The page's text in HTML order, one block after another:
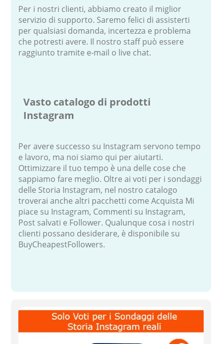
Per i nostri clienti, abbiamo creato il miglior
servizio di supporto. Saremo felici di assisterti
per qualsiasi domanda, incertezza e problema
che potresti avere. Il nostro staff può essere
raggiunto tramite e-mail o live chat.
Vasto catalogo di prodotti
Instagram
Per avere successo su Instagram servono tempo
e lavoro, ma noi siamo qui per aiutarti.
Ottimizzare il tuo tempo è una delle cose che
sappiamo fare meglio. Oltre ai voti per i sondaggi
delle Storia Instagram, nel nostro catalogo
troverai anche altri pacchetti come Acquista Mi
piace su Instagram, Commenti su Instagram,
Post salvati e Follower. Qualunque cosa i nostri
clienti possano desiderare, è disponibile su
BuyCheapestFollowers.